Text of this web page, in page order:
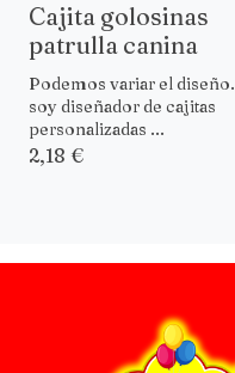
Cajita golosinas
patrulla canina
Podemos variar el diseño.
soy diseñador de cajitas
personalizadas ...
2,18 €